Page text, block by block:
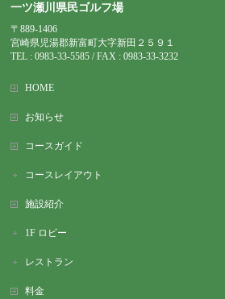
一ツ瀬川県民ゴルフ場
〒889-1406
宮崎県児湯郡新富町大字新田２５９１
TEL : 0983-33-5585 / FAX : 0983-33-3232
HOME
お知らせ
コースガイド
コースレイアウト
施設紹介
1F ロビー
レストラン
料金